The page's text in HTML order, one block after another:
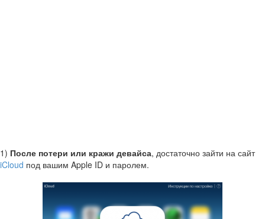
1) После потери или кражи девайса, достаточно зайти на сайт
iCloud под вашим Apple ID и паролем.